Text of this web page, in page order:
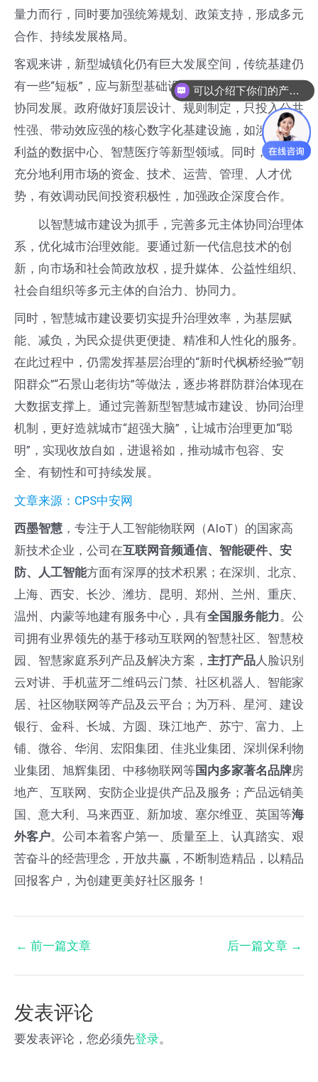
量力而行，同时要加强统筹规划、政策支持，形成多元
合作、持续发展格局。
客观来讲，新型城镇化仍有巨大发展空间，传统基建仍
有一些“短板”，应与新型基础设施建设一起融合规划、
协同发展。政府做好顶层设计、规则制定，只投入公共
性强、带动效应强的核心数字化基建设施，如涉及公共
利益的数据中心、智慧医疗等新型领域。同时，应更加
充分地利用市场的资金、技术、运营、管理、人才优
势，有效调动民间投资积极性，加强政企深度合作。
以智慧城市建设为抓手，完善多元主体协同治理体
系，优化城市治理效能。要通过新一代信息技术的创
新，向市场和社会简政放权，提升媒体、公益性组织、
社会自组织等多元主体的自治力、协同力。
同时，智慧城市建设要切实提升治理效率，为基层赋
能、减负，为民众提供更便捷、精准和人性化的服务。
在此过程中，仍需发挥基层治理的“新时代枫桥经验”“朝
阳群众”“石景山老街坊”等做法，逐步将群防群治体现在
大数据支撑上。通过完善新型智慧城市建设、协同治理
机制，更好造就城市“超强大脑”，让城市治理更加“聪
明”，实现收放自如，进退裕如，推动城市包容、安
全、有韧性和可持续发展。
文章来源：CPS中安网
西墨智慧 ，专注于人工智能物联网（AIoT）的国家高
新技术企业，公司在互联网音频通信、智能硬件、安
防、人工智能方面有深厚的技术积累；在深圳、北京、
上海、西安、长沙、潍坊、昆明、郑州、兰州、重庆、
温州、内蒙等地建有服务中心，具有全国服务能力。公
司拥有业界领先的基于移动互联网的智慧社区、智慧校
园、智慧家庭系列产品及解决方案， 主打产品人脸识别
云对讲、手机蓝牙二维码云门禁、社区机器人、智能家
居、社区物联网等产品及云平台；为万科、星河、建设
银行、金科、长城、方圆、珠江地产、苏宁、富力、上
铺、微谷、华润、宏阳集团、佳兆业集团、深圳保利物
业集团、旭辉集团、中移物联网等国内多家著名品牌房
地产、互联网、安防企业提供产品及服务；产品远销美
国、意大利、马来西亚、新加坡、塞尔维亚、英国等海
外客户。公司本着客户第一、质量至上、认真踏实、艰
苦奋斗的经营理念，开放共赢，不断制造精品，以精品
回报客户，为创建更美好社区服务！
← 前一篇文章 后一篇文章 →
发表评论
要发表评论，您必须先登录。
可以介绍下你们的产品么